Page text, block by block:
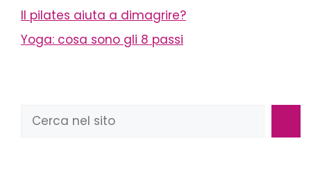
Il pilates aiuta a dimagrire?
Yoga: cosa sono gli 8 passi
Cerca